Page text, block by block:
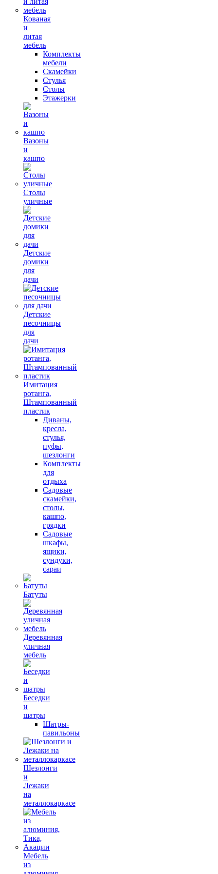
Кованая
и
литая
мебель
Комплекты
мебели
Скамейки
Стулья
Столы
Этажерки
Вазоны
и
кашпо
Столы
уличные
Детские
домики
для
дачи
Детские
песочницы
для
дачи
Имитация
ротанга,
Штампованный
пластик
Диваны,
кресла,
стулья,
пуфы,
шезлонги
Комплекты
для
отдыха
Садовые
скамейки,
столы,
кашпо,
грядки
Садовые
шкафы,
ящики,
сундуки,
сараи
Батуты
Деревянная
уличная
мебель
Беседки
и
шатры
Шатры-
павильоны
Шезлонги
и
Лежаки
на
металлокаркасе
Мебель
из